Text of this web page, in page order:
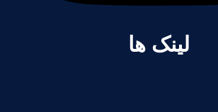
لینک ها